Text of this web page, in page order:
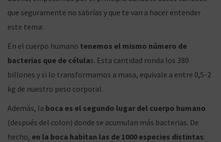
que seguramente no sabrías y que te van a hacer entender
este tema:
En el cuerpo humano tenemos el mismo número de
bacterias que de células. Esta cantidad ronda los 380
billones y si lo transformamos a masa, equivale a entre 0,5-2
kg de nuestro peso corporal.
Además, la boca es el segundo lugar del cuerpo humano
(después del colon) donde se acumulan más bacterias. De
hecho, en la boca habitan las de 1000 especies distintas: